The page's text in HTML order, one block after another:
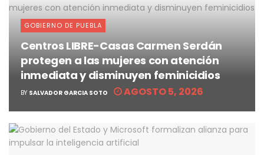
GOBIERNO DE PUEBLA
Centros LIBRE-Casas Carmen Serdán
protegen a las mujeres con atención
inmediata y disminuyen feminicidios
BY SALVADOR GARCIA SOTO AGOSTO 5, 2026